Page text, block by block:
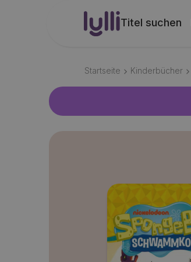
Titel suchen
Startseite Kinderbücher